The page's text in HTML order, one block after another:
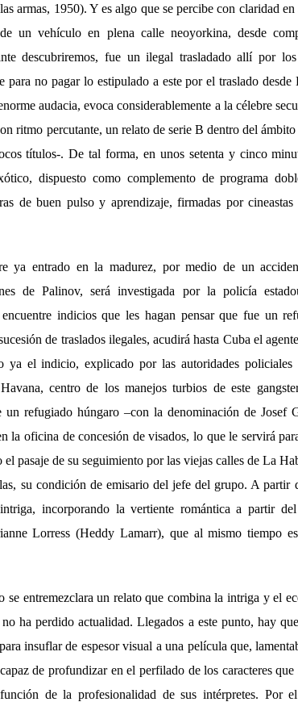
armas, 1950). Y es algo que se percibe con claridad
un vehículo en plena calle neoyorkina, desde
descubriremos, fue un ilegal trasladado allí por
para no pagar lo estipulado a este por el traslado
audacia, evoca considerablemente a la célebre
ritmo percutante, un relato de serie B dentro del ámbito
títulos-. De tal forma, en unos setenta y cinco
dispuesto como complemento de programa
de buen pulso y aprendizaje, firmadas por
ya entrado en la madurez, por medio de un
de Palinov, será investigada por la policía
indicios que les hagan pensar que fue un
de traslados ilegales, acudirá hasta Cuba el
ya el indicio, explicado por las autoridades
centro de los manejos turbios de este
un refugiado húngaro –con la denominación de Josef
la oficina de concesión de visados, lo que le servirá
pasaje de su seguimiento por las viejas calles de La
su condición de emisario del jefe del grupo. A partir
incorporando la vertiente romántica a partir
Lorress (Heddy Lamarr), que al mismo tiempo
se entremezclara un relato que combina la intriga y el
ha perdido actualidad. Llegados a este punto, hay
insuflar de espesor visual a una película que,
de profundizar en el perfilado de los caracteres
de la profesionalidad de sus intérpretes. Por